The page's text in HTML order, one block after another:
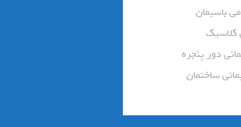
باسیمان
کلاسیک
دور پنجره
ساختمان